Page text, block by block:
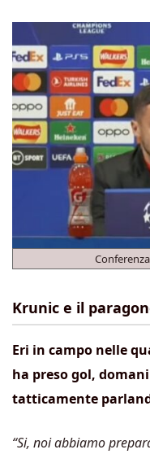
Krunic e il
Eri in campo nelle
ha preso gol,
tatticamente
“Si, noi abbiamo